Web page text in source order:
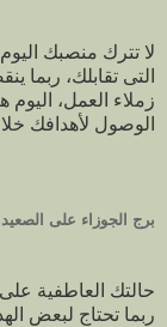
لا تترك منصبك
التى تقابلك، ربما
زملاء العمل،
الوصول لأهدافك
برج الجوزاء على
حالتك العاطفية
ربما تحتاج لبعض